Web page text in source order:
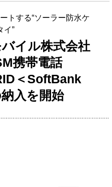
トする“ソーラー防水ケ
イ”
イル株式会社
携帯電話
＜SoftBank
入を開始